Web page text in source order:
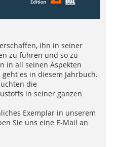
ihn in seiner
zu führen und so zu
in all seinen Aspekten
es in diesem Jahrbuch.
die
in seiner ganzen
Exemplar in unserem
Sie uns eine E-Mail an